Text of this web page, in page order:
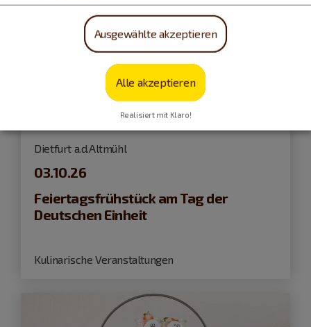
Dietfurt a.d.Altmühl
03.10.26
Feiertagsfrühstück am Tag der
Deutschen Einheit
Kulinarische Veranstaltungen
Ausgewählte akzeptieren
Alle akzeptieren
Realisiert mit Klaro!